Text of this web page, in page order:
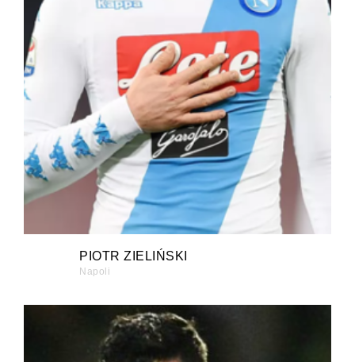
PIOTR ZIELIŃSKI
Napoli